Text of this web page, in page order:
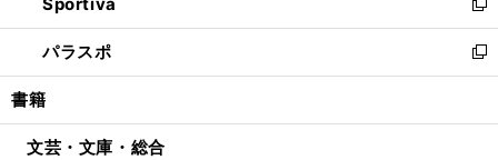
ド
ウ
で
開
ィ
ン
ド
ウ
開
い
ウ
ィ
ン
ウ
新
し
い
ウ
ン
パラスポ
新
し
ウ
書籍
文芸・文庫・総合